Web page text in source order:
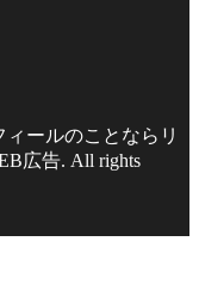
ィールのことならリ
広告. All rights